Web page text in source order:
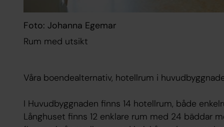
Foto: Johanna Egemar
Rum med utsikt
Våra boendealternativ, hotellrum i
I Huvudbyggnaden finns 14 hotellrum, både
Långhuset finns 12 enklare rum med 24 bäddar